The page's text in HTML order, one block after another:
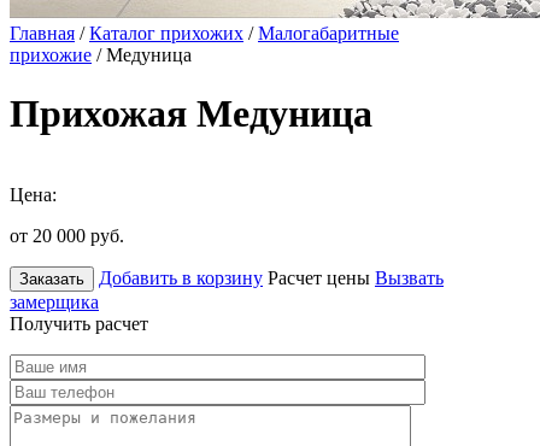
Главная /Каталог прихожих /Малогабаритные
прихожие / Медуница
Прихожая Медуница
Цена:
от 20 000 руб.
Заказать Добавить в корзину Расчет цены Вызвать
замерщика
Получить расчет